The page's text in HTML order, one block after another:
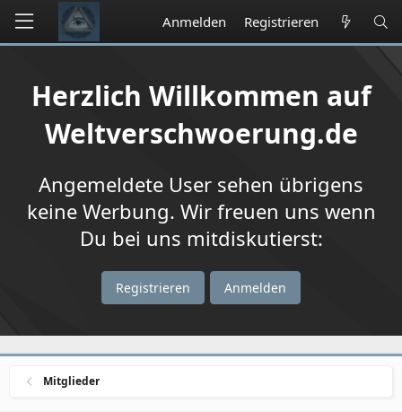
Anmelden Registrieren
Herzlich Willkommen auf
Weltverschwoerung.de
Angemeldete User sehen übrigens
keine Werbung. Wir freuen uns wenn
Du bei uns mitdiskutierst:
Registrieren Anmelden
Mitglieder